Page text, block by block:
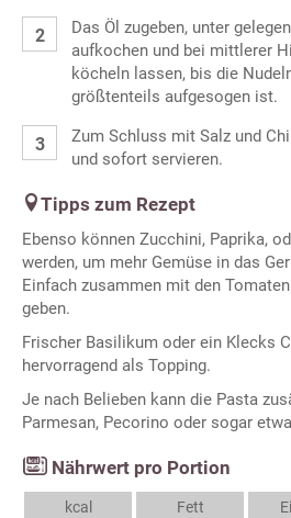
Das Öl zugeben, unter
aufkochen und bei mittlerer
köcheln lassen, bis die
größtenteils aufgesogen ist.
Zum Schluss mit Salz und
und sofort servieren.
Tipps zum Rezept
Ebenso können Zucchini, Paprika,
werden, um mehr Gemüse in das
Einfach zusammen mit den
geben.
Frischer Basilikum oder ein Klecks
hervorragend als Topping.
Je nach Belieben kann die Pasta
Parmesan, Pecorino oder sogar
Nährwert pro Portion
kcal
Fett